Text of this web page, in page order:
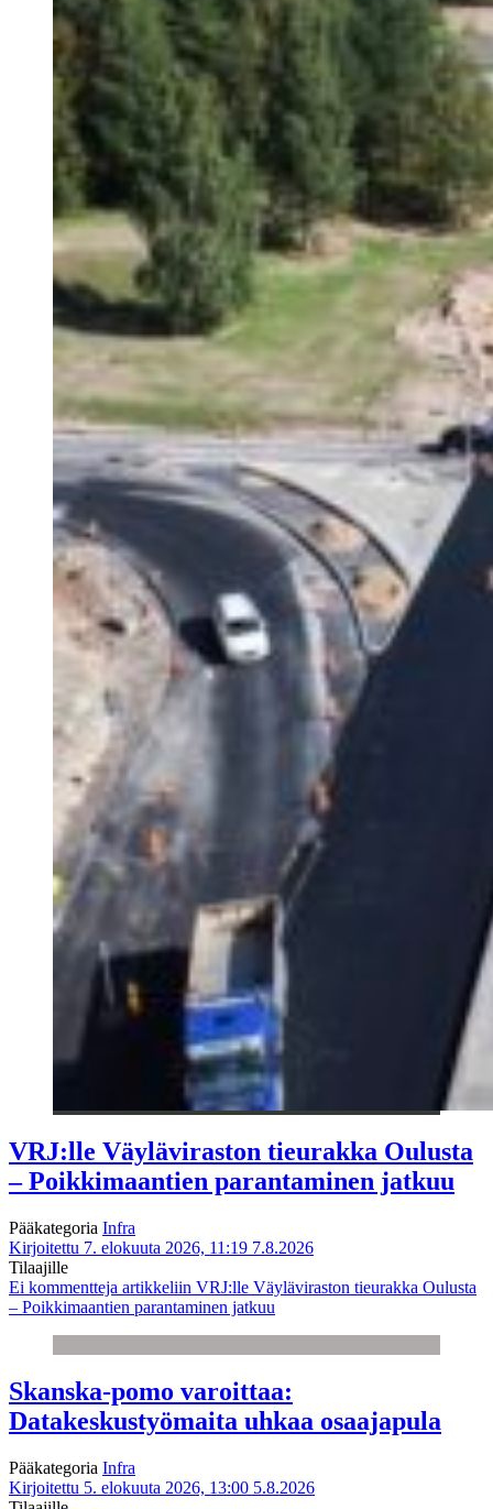
VRJ:lle Väyläviraston tieurakka Oulusta
– Poikkimaantien parantaminen jatkuu
Pääkategoria Infra
Kirjoitettu 7. elokuuta 2026, 11:19 7.8.2026
Tilaajille
Ei kommentteja artikkeliin VRJ:lle Väyläviraston tieurakka Oulusta
– Poikkimaantien parantaminen jatkuu
Skanska-pomo varoittaa:
Datakeskustyömaita uhkaa osaajapula
Pääkategoria Infra
Kirjoitettu 5. elokuuta 2026, 13:00 5.8.2026